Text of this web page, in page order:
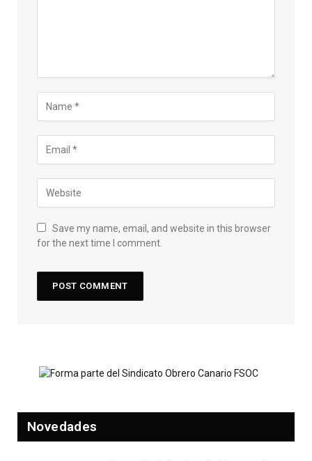
Save my name, email, and website in this browser
for the next time I comment.
Novedades